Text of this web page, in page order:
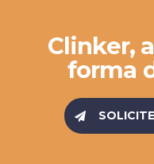
Clinker,
forma